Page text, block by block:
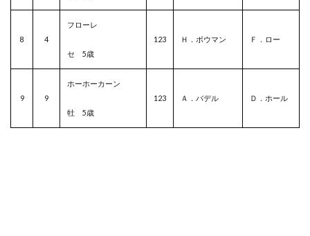
8 4
フローレ
セ 5歳
123 Ｈ．ボウマン Ｆ．ロー
9 9
ホーホーカーン
牡 5歳
123 Ａ．バデル Ｄ．ホール